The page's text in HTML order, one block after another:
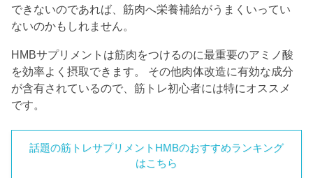
できないのであれば、筋肉へ栄養補給がうまくいってい
ないのかもしれません。
HMBサプリメントは筋肉をつけるのに最重要のアミノ酸
を効率よく摂取できます。 その他肉体改造に有効な成分
が含有されているので、筋トレ初心者には特にオススメ
です。
話題の筋トレサプリメントHMBのおすすめランキング
はこちら